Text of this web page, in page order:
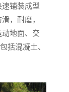
铺装成型
，耐磨，
地面、交
括混凝土、